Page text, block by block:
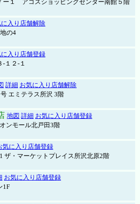
ー１ アコスショッピングセンター南館５階
に入り店舗解除
の4
に入り店舗登録
-１２-１
詳細 お気に入り店舗解除
エミテラス所沢 3階
地図 詳細 お気に入り店舗登録
ンモール北戸田3階
気に入り店舗登録
ザ・マーケットプレイス所沢北原2階
お気に入り店舗登録
1F